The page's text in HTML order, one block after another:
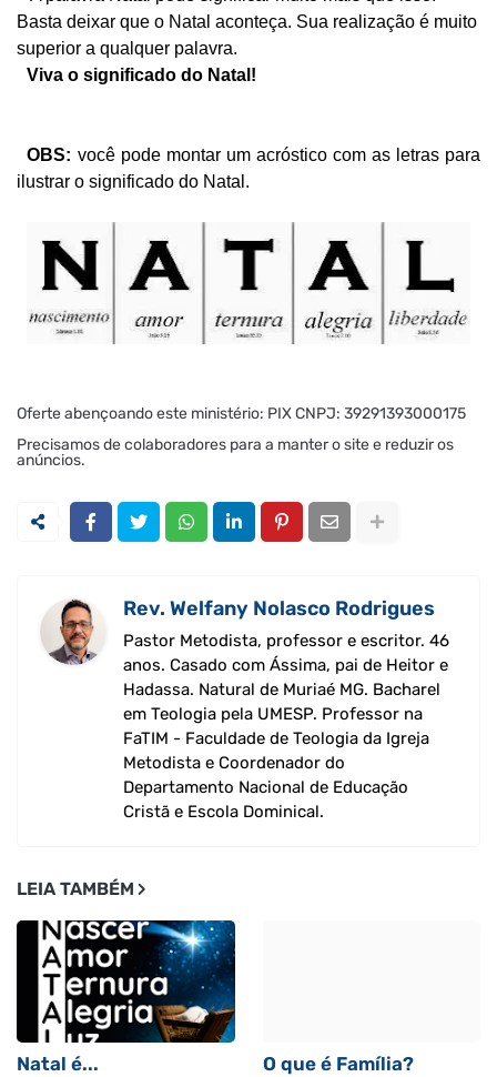
Basta deixar que o Natal aconteça. Sua realização é muito
superior a qualquer palavra.
Viva o significado do Natal!
OBS: você pode montar um acróstico com as letras para
ilustrar o significado do Natal.
Oferte abençoando este ministério: PIX CNPJ: 39291393000175
Precisamos de colaboradores para a manter o site e reduzir os
anúncios.
Rev. Welfany Nolasco Rodrigues
Pastor Metodista, professor e escritor. 46
anos. Casado com Ássima, pai de Heitor e
Hadassa. Natural de Muriaé MG. Bacharel
em Teologia pela UMESP. Professor na
FaTIM - Faculdade de Teologia da Igreja
Metodista e Coordenador do
Departamento Nacional de Educação
Cristã e Escola Dominical.
LEIA TAMBÉM
Natal é... O que é Família?